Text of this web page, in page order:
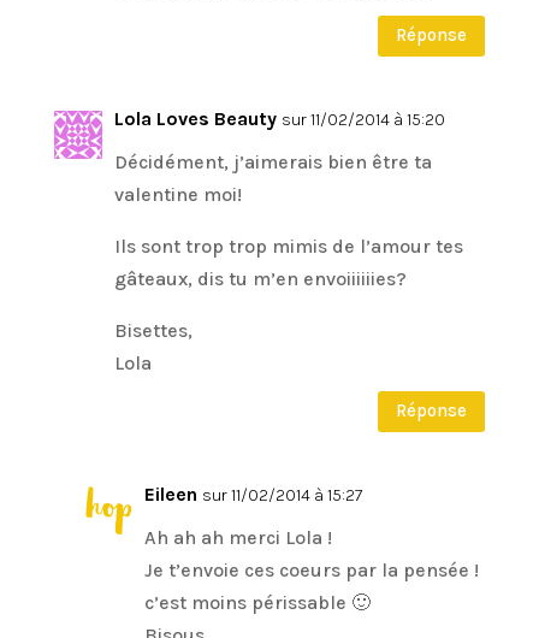
Réponse
Lola Loves Beauty sur 11/02/2014 à 15:20
Décidément, j’aimerais bien être ta
valentine moi!
Ils sont trop trop mimis de l’amour tes
gâteaux, dis tu m’en envoiiiiiies?
Bisettes,
Lola
Réponse
Eileen sur 11/02/2014 à 15:27
Ah ah ah merci Lola !
Je t’envoie ces coeurs par la pensée !
c’est moins périssable 🙂